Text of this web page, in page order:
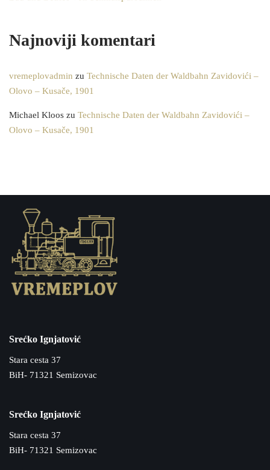
Najnoviji komentari
vremeplovadmin zu Technische Daten der Waldbahn Zavidovići –
Olovo – Kusače, 1901
Michael Kloos zu Technische Daten der Waldbahn Zavidovići –
Olovo – Kusače, 1901
Srećko Ignjatović
Stara cesta 37
BiH- 71321 Semizovac
Srećko Ignjatović
Stara cesta 37
BiH- 71321 Semizovac